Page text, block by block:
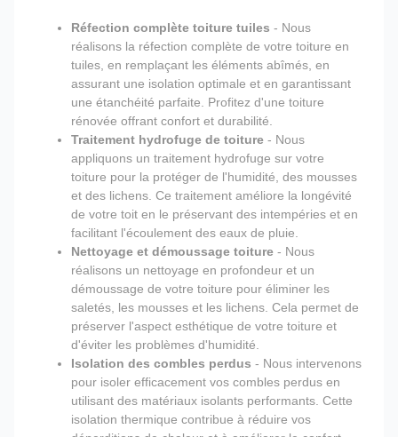
Réfection complète toiture tuiles - Nous
réalisons la réfection complète de votre toiture en
tuiles, en remplaçant les éléments abîmés, en
assurant une isolation optimale et en garantissant
une étanchéité parfaite. Profitez d'une toiture
rénovée offrant confort et durabilité.
Traitement hydrofuge de toiture - Nous
appliquons un traitement hydrofuge sur votre
toiture pour la protéger de l'humidité, des mousses
et des lichens. Ce traitement améliore la longévité
de votre toit en le préservant des intempéries et en
facilitant l'écoulement des eaux de pluie.
Nettoyage et démoussage toiture - Nous
réalisons un nettoyage en profondeur et un
démoussage de votre toiture pour éliminer les
saletés, les mousses et les lichens. Cela permet de
préserver l'aspect esthétique de votre toiture et
d'éviter les problèmes d'humidité.
Isolation des combles perdus - Nous intervenons
pour isoler efficacement vos combles perdus en
utilisant des matériaux isolants performants. Cette
isolation thermique contribue à réduire vos